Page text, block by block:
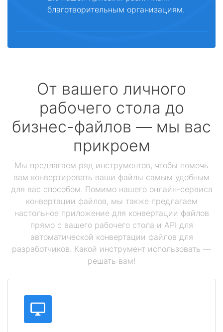
благотворительным организациям.
От вашего личного
рабочего стола до
бизнес-файлов — мы вас
прикроем
Мы предлагаем ряд инструментов, чтобы помочь
вам конвертировать ваши файлы самым удобным
для вас способом. Помимо нашего онлайн-сервиса
конвертации файлов, мы также предлагаем
настольное приложение для конвертации файлов
прямо с вашего рабочего стола и API для
автоматической конвертации файлов для
разработчиков. Какой инструмент использовать —
решать вам!